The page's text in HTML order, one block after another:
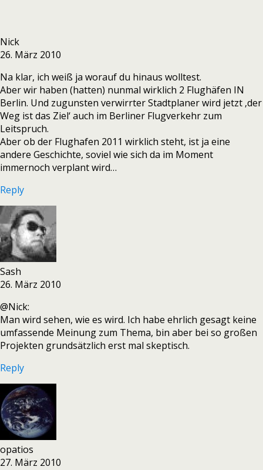
Nick
26. März 2010
Na klar, ich weiß ja worauf du hinaus wolltest.
Aber wir haben (hatten) nunmal wirklich 2 Flughäfen IN
Berlin. Und zugunsten verwirrter Stadtplaner wird jetzt ‚der
Weg ist das Ziel‘ auch im Berliner Flugverkehr zum
Leitspruch.
Aber ob der Flughafen 2011 wirklich steht, ist ja eine
andere Geschichte, soviel wie sich da im Moment
immernoch verplant wird…
Reply
Sash
26. März 2010
@Nick:
Man wird sehen, wie es wird. Ich habe ehrlich gesagt keine
umfassende Meinung zum Thema, bin aber bei so großen
Projekten grundsätzlich erst mal skeptisch.
Reply
opatios
27. März 2010